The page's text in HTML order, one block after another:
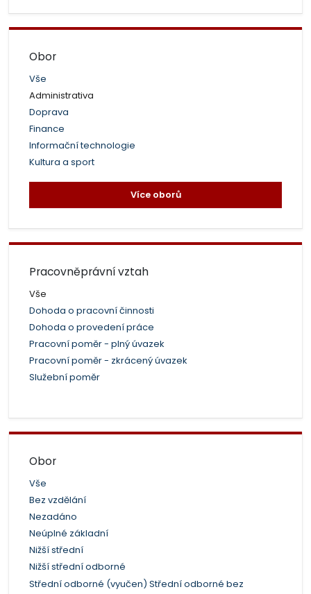
Obor
Vše
Administrativa
Doprava
Finance
Informační technologie
Kultura a sport
Více oborů
Pracovněprávní vztah
Vše
Dohoda o pracovní činnosti
Dohoda o provedení práce
Pracovní poměr - plný úvazek
Pracovní poměr - zkrácený úvazek
Služební poměr
Obor
Vše
Bez vzdělání
Nezadáno
Neúplné základní
Nižší střední
Nižší střední odborné
Střední odborné (vyučen) Střední odborné bez